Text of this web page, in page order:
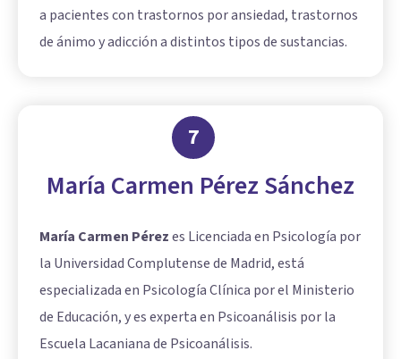
a pacientes con trastornos por ansiedad, trastornos
de ánimo y adicción a distintos tipos de sustancias.
7
María Carmen Pérez Sánchez
María Carmen Pérezes Licenciada en Psicología por
la Universidad Complutense de Madrid, está
especializada en Psicología Clínica por el Ministerio
de Educación, y es experta en Psicoanálisis por la
Escuela Lacaniana de Psicoanálisis.